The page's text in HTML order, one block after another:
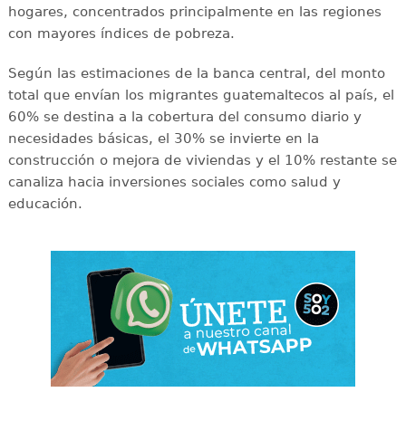
hogares, concentrados principalmente en las regiones
con mayores índices de pobreza.
Según las estimaciones de la banca central, del monto
total que envían los migrantes guatemaltecos al país, el
60% se destina a la cobertura del consumo diario y
necesidades básicas, el 30% se invierte en la
construcción o mejora de viviendas y el 10% restante se
canaliza hacia inversiones sociales como salud y
educación.